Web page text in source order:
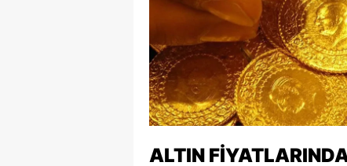
ALTIN